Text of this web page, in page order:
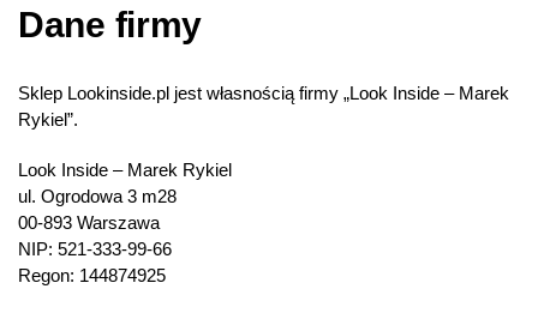
Dane firmy
Sklep Lookinside.pl jest własnością firmy „Look Inside – Marek
Rykiel”.
Look Inside – Marek Rykiel
ul. Ogrodowa 3 m28
00-893 Warszawa
NIP: 521-333-99-66
Regon: 144874925